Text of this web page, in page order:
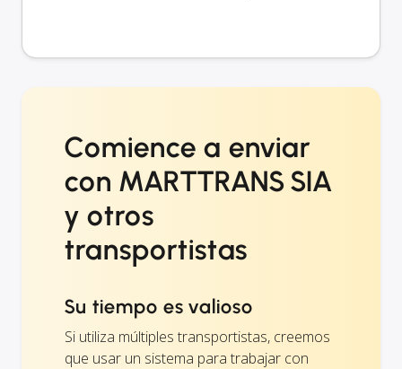
Comience a enviar
con MARTTRANS SIA
y otros
transportistas
Su tiempo es valioso
Si utiliza múltiples transportistas, creemos
que usar un sistema para trabajar con